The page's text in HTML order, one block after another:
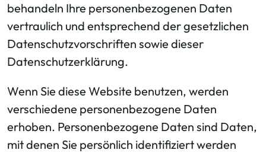
behandeln Ihre personenbezogenen Daten
vertraulich und entsprechend der gesetzlichen
Datenschutzvorschriften sowie dieser
Datenschutzerklärung.
Wenn Sie diese Website benutzen, werden
verschiedene personenbezogene Daten
erhoben. Personenbezogene Daten sind Daten,
mit denen Sie persönlich identifiziert werden